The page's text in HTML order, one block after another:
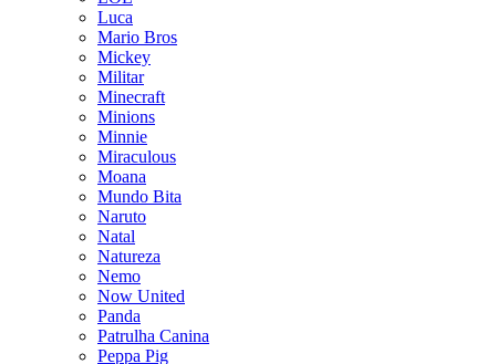
Luca
Mario Bros
Mickey
Militar
Minecraft
Minions
Minnie
Miraculous
Moana
Mundo Bita
Naruto
Natal
Natureza
Nemo
Now United
Panda
Patrulha Canina
Peppa Pig